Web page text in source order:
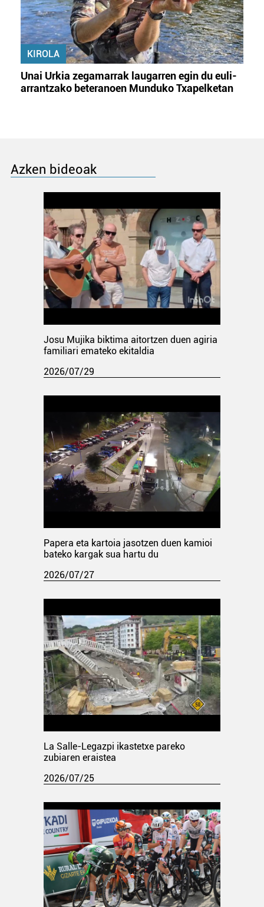
KIROLA
Unai Urkia zegamarrak laugarren egin du euli-
arrantzako beteranoen Munduko Txapelketan
Azken bideoak
Josu Mujika biktima aitortzen duen agiria
familiari emateko ekitaldia
2026/07/29
Papera eta kartoia jasotzen duen kamioi
bateko kargak sua hartu du
2026/07/27
La Salle-Legazpi ikastetxe pareko
zubiaren eraistea
2026/07/25